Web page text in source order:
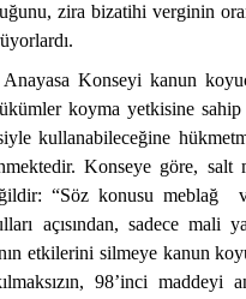
zira bizatihi verginin
Anayasa Konseyi kanun
koyma yetkisine
kullanabileceğine
Konseye göre, salt
“Söz konusu meblağ
açısından, sadece mali
etkilerini silmeye kanun
98’inci maddeyi